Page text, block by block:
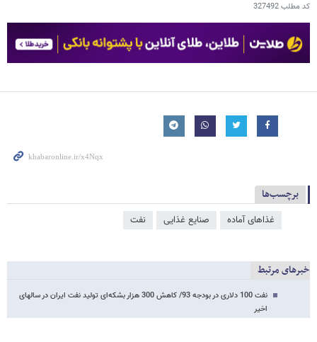
کد مطلب327492
برچسب‌ها
غذاهای آماده صنایع غذایی نفت
خبرهای مرتبط
نفت 100 دلاری در بودجه 93/ کاهش 300 هزار بشکه‌ای تولید نفت ایران در سالهای
اخیر